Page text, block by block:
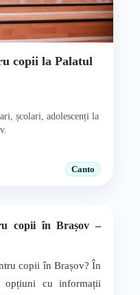
copii la Palatul
școlari, adolescenți la
Canto
copii în Brașov –
copii în Brașov? În
opțiuni cu informații